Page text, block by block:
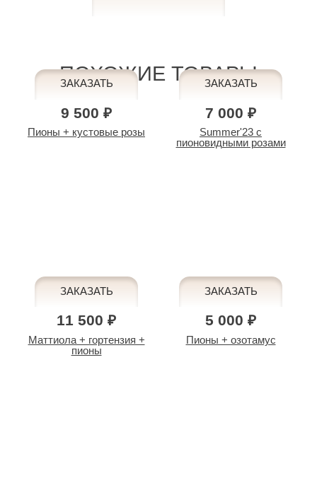
ПОХОЖИЕ ТОВАРЫ
9 500 ₽
Пионы + кустовые розы
7 000 ₽
Summer'23 с
пионовидными розами
11 500 ₽
Маттиола + гортензия +
пионы
5 000 ₽
Пионы + озотамус